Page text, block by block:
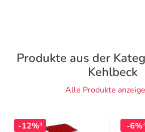
Produkte aus der
Kehlbeck
Alle Produkte
-12%4 -6%